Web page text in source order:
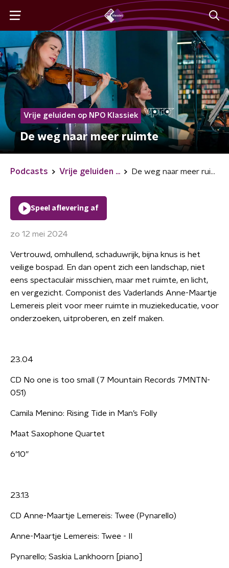
Vrije geluiden op NPO Klassiek
De weg naar meer ruimte
Podcasts Vrije geluiden ... De weg naar meer ruimte
Speel aflevering af
zo 12 mei 2024
Vertrouwd, omhullend, schaduwrijk, bijna knus is het
veilige bospad. En dan opent zich een landschap, niet
eens spectaculair misschien, maar met ruimte, en licht,
en vergezicht. Componist des Vaderlands Anne-Maartje
Lemereis pleit voor meer ruimte in muziekeducatie, voor
onderzoeken, uitproberen, en zelf maken.
23.04
CD No one is too small (7 Mountain Records 7MNTN-
051)
Camila Menino: Rising Tide in Man’s Folly
Maat Saxophone Quartet
6’10”
23.13
CD Anne-Maartje Lemereis: Twee (Pynarello)
Anne-Maartje Lemereis: Twee - II
Pynarello; Saskia Lankhoorn [piano]